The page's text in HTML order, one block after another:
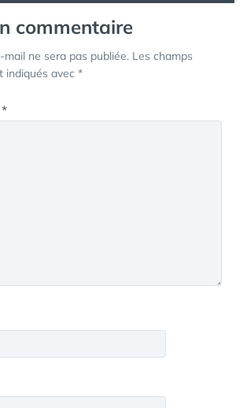
commentaire
ne sera pas publiée. Les champs
indiqués avec *
*